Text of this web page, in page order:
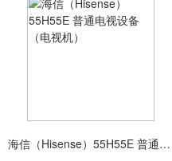
海信（Hisense）55H55E 普通电视设备（电视机）